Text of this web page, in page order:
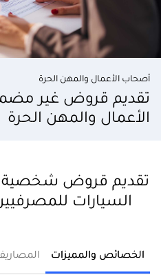
أصحاب الأعمال والمهن الحرة
تقديم قروض غير
الأعمال والمهن الحرة
تقديم قروض
السيارات
الخصائص والمميزات